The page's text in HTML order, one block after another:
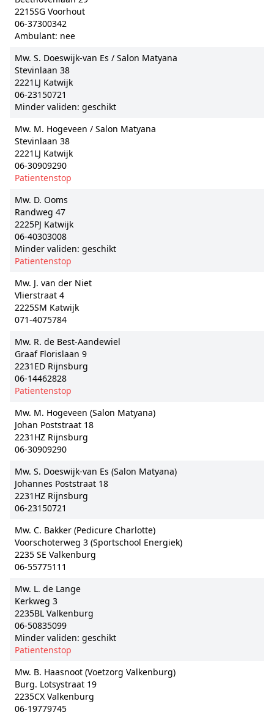
2215SG Voorhout
06-37300342
Ambulant: nee
Mw. S. Doeswijk-van Es / Salon Matyana
Stevinlaan 38
2221LJ Katwijk
06-23150721
Minder validen: geschikt
Mw. M. Hogeveen / Salon Matyana
Stevinlaan 38
2221LJ Katwijk
06-30909290
Patientenstop
Mw. D. Ooms
Randweg 47
2225PJ Katwijk
06-40303008
Minder validen: geschikt
Patientenstop
Mw. J. van der Niet
Vlierstraat 4
2225SM Katwijk
071-4075784
Mw. R. de Best-Aandewiel
Graaf Florislaan 9
2231ED Rijnsburg
06-14462828
Patientenstop
Mw. M. Hogeveen (Salon Matyana)
Johan Poststraat 18
2231HZ Rijnsburg
06-30909290
Mw. S. Doeswijk-van Es (Salon Matyana)
Johannes Poststraat 18
2231HZ Rijnsburg
06-23150721
Mw. C. Bakker (Pedicure Charlotte)
Voorschoterweg 3 (Sportschool Energiek)
2235 SE Valkenburg
06-55775111
Mw. L. de Lange
Kerkweg 3
2235BL Valkenburg
06-50835099
Minder validen: geschikt
Patientenstop
Mw. B. Haasnoot (Voetzorg Valkenburg)
Burg. Lotsystraat 19
2235CX Valkenburg
06-19779745